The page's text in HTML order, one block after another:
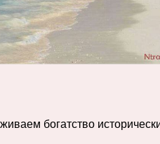
богатство